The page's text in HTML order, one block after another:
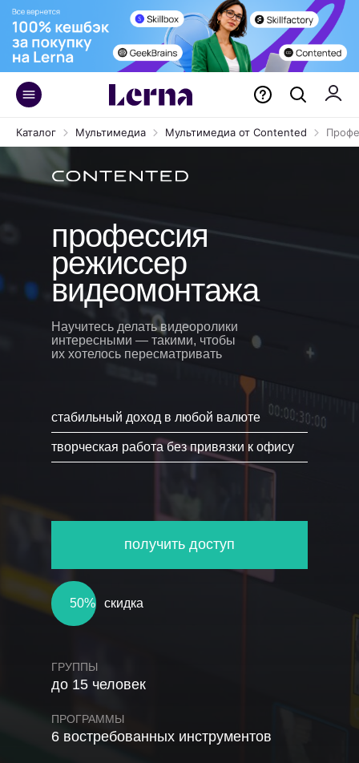
Каталог Мультимедиа Мультимедиа от Contented
Научитесь делать видеоролики
интересными — такими, чтобы
их хотелось пересматривать
профессия
режиссер
видеомонтажа
получить доступ
стабильный доход в любой валюте
творческая работа без привязки к офису
50% скидка
до 15 человек
ГРУППЫ
6 востребованных инструментов
ПРОГРАММЫ
Курс «Режиссер
видеомонтажа»